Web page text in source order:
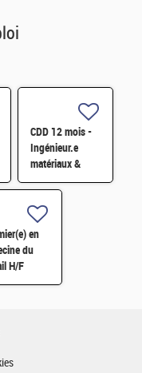
CDD 12 mois -
Ingénieur.e
matériaux &
soudage H/F
en
du
H/F